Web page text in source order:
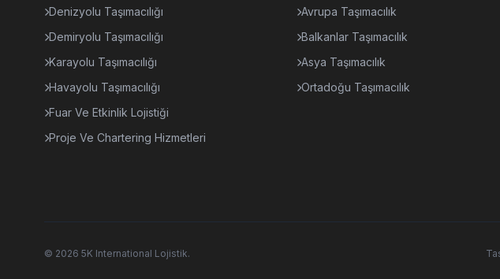
Denizyolu Taşımacılığı
Demiryolu Taşımacılığı
Karayolu Taşımacılığı
Havayolu Taşımacılığı
Fuar Ve Etkinlik Lojistiği
Proje Ve Chartering Hizmetleri
Avrupa Taşımacılık
Balkanlar Taşımacılık
Asya Taşımacılık
Ortadoğu Taşımacılık
© 2026 5K International Lojistik.